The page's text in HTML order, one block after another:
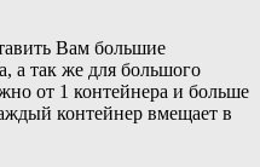
Вам большие
а так же для большого
от 1 контейнера и больше
контейнер вмещает в